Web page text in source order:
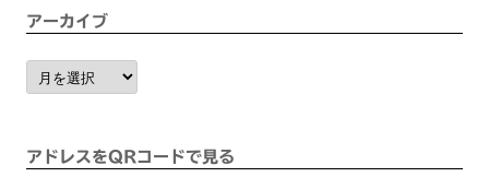
アーカイブ
ア
ー
カ
アドレスをQRコードで見る